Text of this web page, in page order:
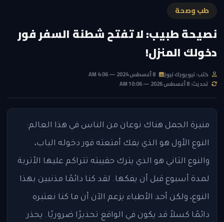
طب وصحة
نصيحة طبيب: لا تفتح شطنة السفر فور
دخولك المنزل!
كتب: نيويورك نيوز
تحديث: 8 أغسطس 2026 — 10:06 AM
منيرة الجمل هناك نوعان من الناس في هذا العالم:
النوع الأول هو الذي يفك أمتعته فور دخوله الباب،
والنوع الثاني هو الذي يترك حقيبته تتراكم عليها الأتربة
لمدة أسبوع قبل أن يفكها. لقد كنا دائمًا مذنبين بهذا
النوع، ولكن أحد الأطباء يزعم الآن أن ما كنا نعتبره
دائمًا كسلاً قد يكون في الواقع تحذيرًا ضروريًا. يحذر